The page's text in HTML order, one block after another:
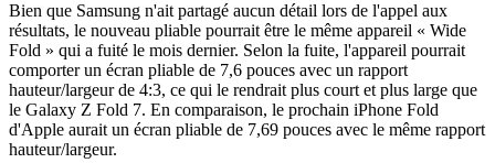
Bien que Samsung n'ait partagé aucun détail lors de l'appel aux
résultats, le nouveau pliable pourrait être le même appareil « Wide
Fold » qui a fuité le mois dernier. Selon la fuite, l'appareil pourrait
comporter un écran pliable de 7,6 pouces avec un rapport
hauteur/largeur de 4:3, ce qui le rendrait plus court et plus large que
le Galaxy Z Fold 7. En comparaison, le prochain iPhone Fold
d'Apple aurait un écran pliable de 7,69 pouces avec le même rapport
hauteur/largeur.